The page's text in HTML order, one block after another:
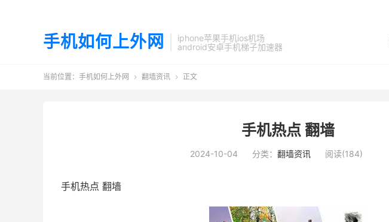
手机如何上外网
iphone苹果手机ios机场
android安卓手机梯子加速器
当前位置： 手机如何上外网  翻墙资讯  正文
手机热点 翻墙
2024-10-04 分类： 翻墙资讯 阅读(184)
手机热点 翻墙